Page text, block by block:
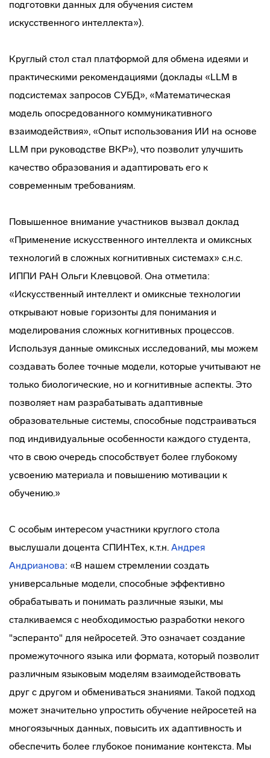
подготовки данных для обучения систем
искусственного интеллекта»).
Круглый стол стал платформой для обмена идеями и
практическими рекомендациями (доклады «LLM в
подсистемах запросов СУБД», «Математическая
модель опосредованного коммуникативного
взаимодействия», «Опыт использования ИИ на основе
LLM при руководстве ВКР»), что позволит улучшить
качество образования и адаптировать его к
современным требованиям.
Повышенное внимание участников вызвал доклад
«Применение искусственного интеллекта и омиксных
технологий в сложных когнитивных системах» с.н.с.
ИППИ РАН Ольги Клевцовой. Она отметила:
«Искусственный интеллект и омиксные технологии
открывают новые горизонты для понимания и
моделирования сложных когнитивных процессов.
Используя данные омиксных исследований, мы можем
создавать более точные модели, которые учитывают не
только биологические, но и когнитивные аспекты. Это
позволяет нам разрабатывать адаптивные
образовательные системы, способные подстраиваться
под индивидуальные особенности каждого студента,
что в свою очередь способствует более глубокому
усвоению материала и повышению мотивации к
обучению.»
С особым интересом участники круглого стола
выслушали доцента СПИНТех, к.т.н. Андрея
Андрианова: «В нашем стремлении создать
универсальные модели, способные эффективно
обрабатывать и понимать различные языки, мы
сталкиваемся с необходимостью разработки некого
"эсперанто" для нейросетей. Это означает создание
промежуточного языка или формата, который позволит
различным языковым моделям взаимодействовать
друг с другом и обмениваться знаниями. Такой подход
может значительно упростить обучение нейросетей на
многоязычных данных, повысить их адаптивность и
обеспечить более глубокое понимание контекста. Мы